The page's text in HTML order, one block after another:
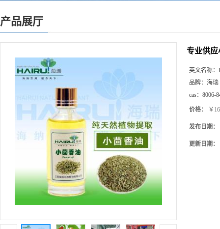
产品展厅
专业供应
英文名称：
品牌： 海瑞
cas： 8006-
价格： ￥
发布日期：
更新日期：